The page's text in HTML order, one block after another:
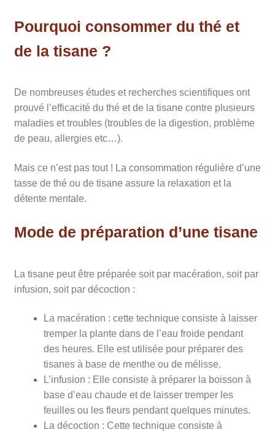
Pourquoi consommer du thé et
de la tisane ?
De nombreuses études et recherches scientifiques ont
prouvé l’efficacité du thé et de la tisane contre plusieurs
maladies et troubles (troubles de la digestion, problème
de peau, allergies etc…).
Mais ce n’est pas tout ! La consommation régulière d’une
tasse de thé ou de tisane assure la relaxation et la
détente mentale.
Mode de préparation d’une tisane
La tisane peut être préparée soit par macération, soit par
infusion, soit par décoction :
La macération : cette technique consiste à laisser
tremper la plante dans de l’eau froide pendant
des heures. Elle est utilisée pour préparer des
tisanes à base de menthe ou de mélisse.
L’infusion : Elle consiste à préparer la boisson à
base d’eau chaude et de laisser tremper les
feuilles ou les fleurs pendant quelques minutes.
La décoction : Cette technique consiste à